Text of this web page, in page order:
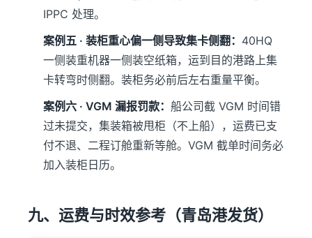
IPPC 处理。
案例五 · 装柜重心偏一侧导致集卡侧翻： 40HQ
一侧装重机器一侧装空纸箱，运到目的港路上集
卡转弯时侧翻。装柜务必前后左右重量平衡。
案例六 · VGM 漏报罚款： 船公司截 VGM 时间错
过未提交，集装箱被甩柜（不上船），运费已支
付不退、二程订舱重新等舱。VGM 截单时间务必
加入装柜日历。
九、运费与时效参考（青岛港发货）